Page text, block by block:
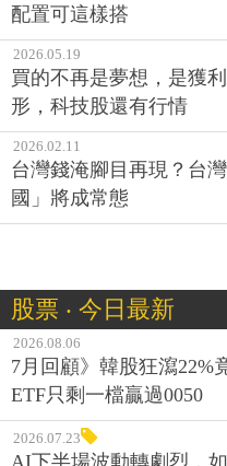
配置可這樣搭
2026.05.19
買的不再是夢想，是獲
形，科技股還有行情
2026.02.11
台灣錢淹腳目再現？台
國」將成常態
股票 ‧ 今日最新
2026.08.06
7月回顧》韓股狂瀉22%
ETF只剩一檔贏過0050
2026.07.23
AI下半場波動轉劇烈，